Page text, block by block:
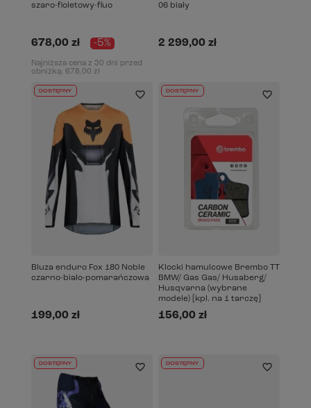
szaro-fioletowy-fluo
678,00 zł -5%
Najniższa cena z 30 dni przed
obniżką: 678,00 zł
06 biały
2 299,00 zł
DOSTĘPNY
Bluza enduro Fox 180 Noble
czarno-biało-pomarańczowa
199,00 zł
DOSTĘPNY
Klocki hamulcowe Brembo TT
BMW/ Gas Gas/ Husaberg/
Husqvarna (wybrane
modele) [kpl. na 1 tarczę]
156,00 zł
DOSTĘPNY DOSTĘPNY